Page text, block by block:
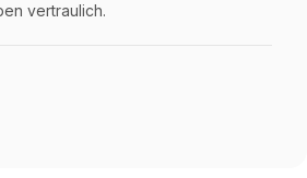
vertraulich.